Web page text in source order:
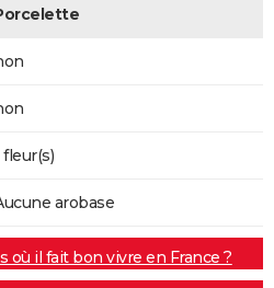
fleur(s)
arobase
où il fait bon vivre en France ?